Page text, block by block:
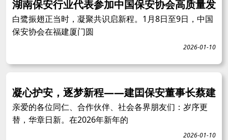
湖南保安行业代表参加中国保安协会高质量发
白鹭振翅正当时，凝聚共识启新程。1月8日至9日，中国
保安协会在福建厦门圆
2026-01-10
凝心护安，逐梦新程——建囯保安董事长蔡建
亲爱的各位同仁、合作伙伴、社会各界朋友们：岁序更
替，华章日新。在2026年新年的
2026-01-10